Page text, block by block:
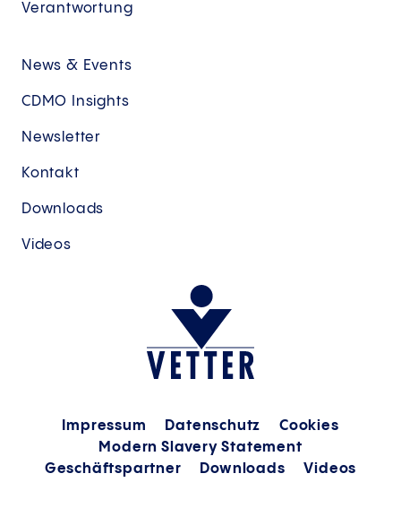
Verantwortung
News & Events
CDMO Insights
Newsletter
Kontakt
Downloads
Videos
Impressum Datenschutz
Cookies
Modern Slavery Statement
Geschäftspartner
Downloads Videos